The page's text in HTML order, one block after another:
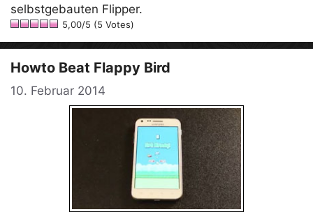
selbstgebauten Flipper.
5,00/5 (5 Votes)
Howto Beat Flappy Bird
10. Februar 2014